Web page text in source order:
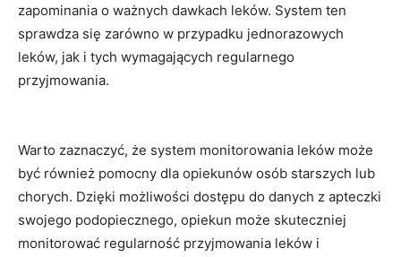
zapominania ​o ważnych dawkach leków. System ten
sprawdza się zarówno ⁣w⁣ przypadku jednorazowych
leków, jak⁣ i⁤ tych wymagających regularnego
przyjmowania.
Warto zaznaczyć, że system ‌monitorowania leków może
być również pomocny dla opiekunów osób starszych ⁣lub
chorych. ‍Dzięki możliwości dostępu do​ danych z apteczki
swojego podopiecznego,​ opiekun może skuteczniej
monitorować ‌regularność przyjmowania ⁤leków i